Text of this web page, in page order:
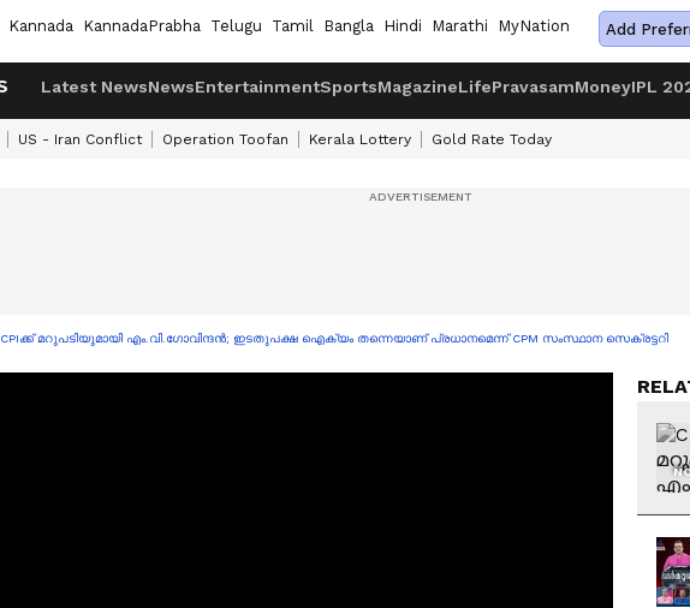
Kannada KannadaPrabha Telugu Tamil Bangla Hindi Marathi MyNation Add
Latest NewsNewsEntertainmentSportsMagazineLifePravasamMoneyIPL
US - Iran Conflict Operation Toofan Kerala Lottery Gold Rate Today
CPIക്ക് മറുപടിയുമായി എം.വി.ഗോവിന്ദൻ; ഇടതുപക്ഷ ഐക്യം തന്നെയാണ് പ്രധാനമെന്ന് CPM സംസ്ഥാന സെക്രട്ടറി